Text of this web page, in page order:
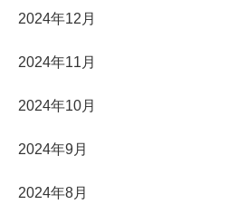
2024年12月
2024年11月
2024年10月
2024年9月
2024年8月